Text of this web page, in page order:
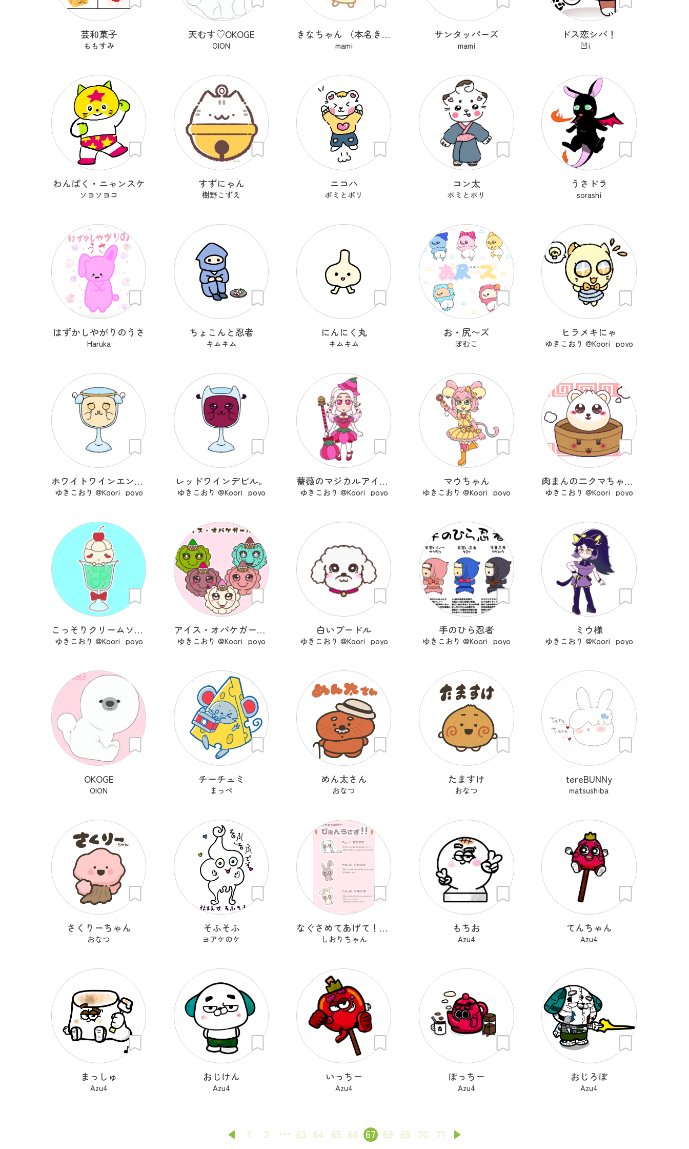
芸和菓子
ももすみ
天むす♡OKOGE
OION
きなちゃん （本名きな子）
mami
サンタッパーズ
mami
ドス恋シバ！
凹i
わんぱく・ニャンスケ
ソヨソヨコ
すずにゃん
樹野こずえ
ニコハ
ポミとポリ
コン太
ポミとポリ
うさドラ
sorashi
はずかしやがりのうさ
Haruka
ちょこんと忍者
キムキム
にんにく丸
キムキム
お・尻〜ズ
ぽむこ
ヒラメキにゃ
ゆきこおり @Koori_poyo
ホワイトワインエンジェル
ゆきこおり @Koori_poyo
レッドワインデビル。
ゆきこおり @Koori_poyo
薔薇のマジカルアイドル ローズ・ルビー
ゆきこおり @Koori_poyo
マウちゃん
ゆきこおり @Koori_poyo
肉まんの二クマちゃん＆せいろちゃん
ゆきこおり @Koori_poyo
こっそりクリームソーダ
ゆきこおり @Koori_poyo
アイス・オバケガールズ
ゆきこおり @Koori_poyo
白いプードル
ゆきこおり @Koori_poyo
手のひら忍者
ゆきこおり @Koori_poyo
ミウ様
ゆきこおり @Koori_poyo
OKOGE
OION
チーチュミ
まっぺ
めん太さん
おなつ
たますけ
おなつ
tereBUNNy
matsushiba
さくりーちゃん
おなつ
そふそふ
ヨアケのケ
なぐさめてあげて！ぴえんうさぎ
しおりちゃん
もちお
Azu4
てんちゃん
Azu4
まっしゅ
Azu4
おじけん
Azu4
いっちー
Azu4
ぽっちー
Azu4
おじろぼ
Azu4
1 2 63 64 65 66 67 68 69 70 71